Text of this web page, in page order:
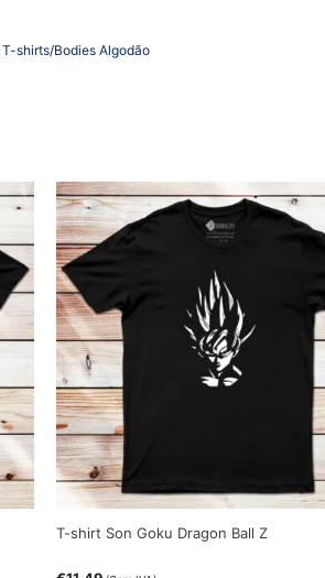
T-shirts/Bodies Algodão
T-shirt Son Goku Dragon Ball Z